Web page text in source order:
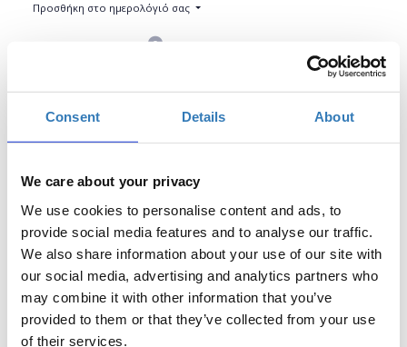
Consent Details About
We care about your privacy
We use cookies to personalise content and ads, to
provide social media features and to analyse our traffic.
We also share information about your use of our site with
our social media, advertising and analytics partners who
may combine it with other information that you’ve
provided to them or that they’ve collected from your use
of their services.
Προσθήκη στο ημερολόγιό σας
Η δημιουργία ενός θέματος για το WordPress είναι
πιο εύκολη από ποτέ στις μέρες μας (θεωρητικά, ένα
αρχείο index.php και ένα αρχείο style.css είναι το
μόνο που χρειάζεστε!). Αλλά αν σκοπεύετε να